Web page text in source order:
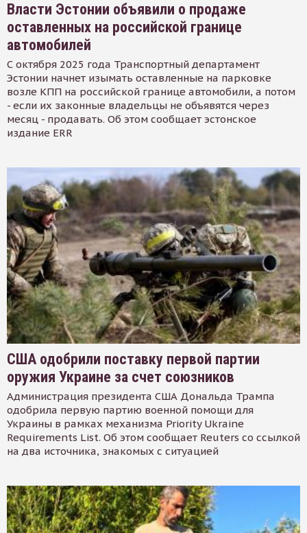
Власти Эстонии объявили о продаже
оставленных на российской границе
автомобилей
С октября 2025 года Транспортный департамент
Эстонии начнет изымать оставленные на парковке
возле КПП на российской границе автомобили, а потом
- если их законные владельцы не объявятся через
месяц - продавать. Об этом сообщает эстонское
издание ERR
США одобрили поставку первой партии
оружия Украине за счет союзников
Администрация президента США Дональда Трампа
одобрила первую партию военной помощи для
Украины в рамках механизма Priority Ukraine
Requirements List. Об этом сообщает Reuters со ссылкой
на два источника, знакомых с ситуацией